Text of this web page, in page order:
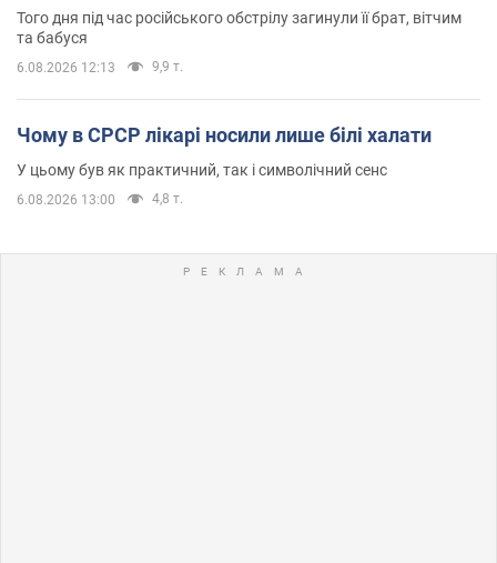
Того дня під час російського обстрілу загинули її брат, вітчим
та бабуся
6.08.2026 12:13 9,9 т.
Чому в СРСР лікарі носили лише білі халати
У цьому був як практичний, так і символічний сенс
6.08.2026 13:00 4,8 т.